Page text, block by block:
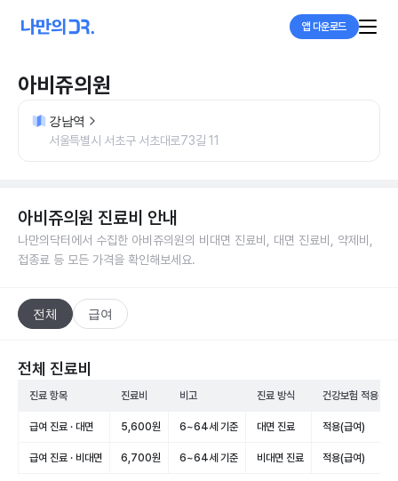
앱 다운로드
아비쥬의원
강남역
서울특별시 서초구 서초대로73길 11
아비쥬의원 진료비 안내
나만의닥터에서 수집한 아비쥬의원의 비대면 진료비, 대면 진료비, 약제비,
접종료 등 모든 가격을 확인해보세요.
전체 급여
전체 진료비
진료 항목 진료비 비고 진료 방식 건강보험 적용
급여 진료 · 대면 5,600원 6~64세 기준 대면 진료 적용(급여)
급여 진료 · 비대면 6,700원 6~64세 기준 비대면 진료 적용(급여)